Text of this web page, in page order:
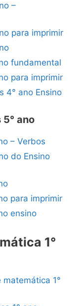
–
para imprimir
fundamental
para imprimir
4° ano Ensino
ano
– Verbos
do Ensino
para imprimir
ensino
1°
matemática 1°